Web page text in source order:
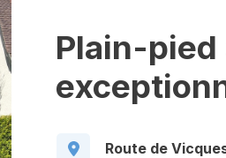
Plain-
Route de